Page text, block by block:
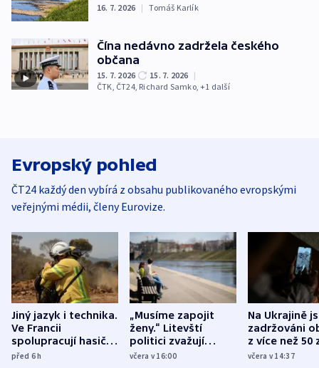
16. 7. 2026 | Tomáš Karlík
Čína nedávno zadržela českého
občana
15. 7. 2026 15. 7. 2026 |
ČTK, ČT24, Richard Samko, +1 další
Evropský pohled
ČT24 každý den vybírá z obsahu publikovaného evropskými
veřejnými médii, členy Eurovize.
Jiný jazyk i technika.
Ve Francii
spolupracují hasiči z
různých zemí
před 6h
„Musíme zapojit
ženy.“ Litevští
politici zvažují
dohodu o
včera v 16:00
Na Ukrajině
zadržováni
z více než 50
Bojovali na
včera v 14:37